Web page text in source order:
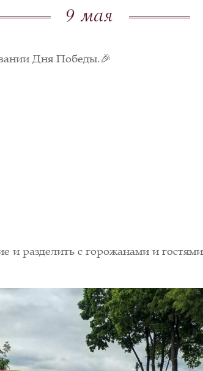
9 мая
Дня Победы.🎉
и разделить с горожанами и